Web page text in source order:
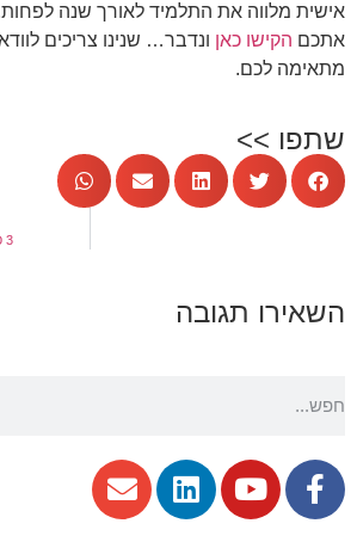
אישית מלווה את התלמיד לאורך שנה לפחות.
אתכם הקישו כאן ונדבר… שנינו צריכים
מתאימה לכם.
שתפו >>
3 טעויות נפוצות של סקלפרים
השאירו תגובה